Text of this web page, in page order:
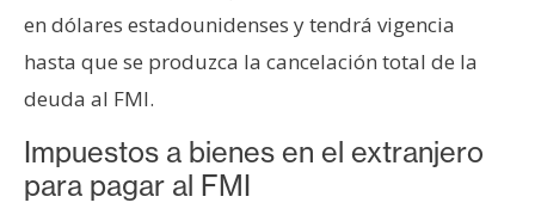
c
u
r
o
s
en dólares estadounidenses y tendrá vigencia
hasta que se produzca la cancelación total de la
deuda al FMI.
Impuestos a bienes en el extranjero
para pagar al FMI